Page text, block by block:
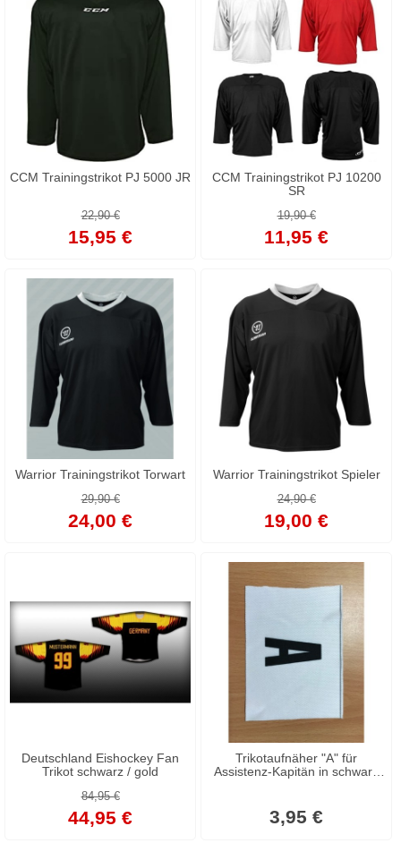
CCM Trainingstrikot PJ 5000 JR
22,90 €
15,95 €
CCM Trainingstrikot PJ 10200
SR
19,90 €
11,95 €
Warrior Trainingstrikot Torwart
29,90 €
24,00 €
Warrior Trainingstrikot Spieler
24,90 €
19,00 €
Deutschland Eishockey Fan
Trikot schwarz / gold
84,95 €
44,95 €
Trikotaufnäher "A" für
Assistenz-Kapitän in schwarz
3,95 €